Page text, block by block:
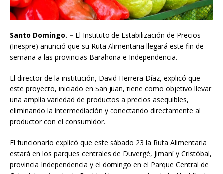
Santo Domingo. – El Instituto de Estabilización de Precios
(Inespre) anunció que su Ruta Alimentaria llegará este fin de
semana a las provincias Barahona e Independencia.
El director de la institución, David Herrera Díaz, explicó que
este proyecto, iniciado en San Juan, tiene como objetivo llevar
una amplia variedad de productos a precios asequibles,
eliminando la intermediación y conectando directamente al
productor con el consumidor.
El funcionario explicó que este sábado 23 la Ruta Alimentaria
estará en los parques centrales de Duvergé, Jimaní y Cristóbal,
provincia Independencia y el domingo en el Parque Central de